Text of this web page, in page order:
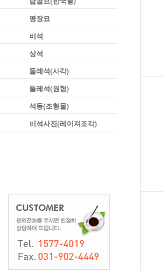
평장묘
비석
상석
둘레석(사각)
둘레석(원형)
석등(조형물)
비석사진(레이져조각)